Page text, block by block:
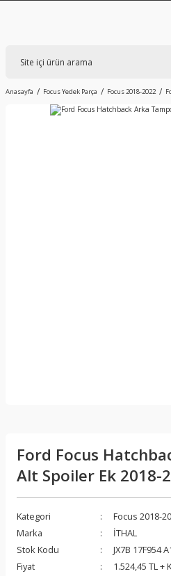
Anasayfa Focus Yedek Parça Focus 2018-2022
Ford Focus
Alt Spoiler Ek 2018-
Kategori Focus 2018-
Marka
İTHAL
Stok Kodu
JX7B 17F954
Fiyat
1.524,45 TL +